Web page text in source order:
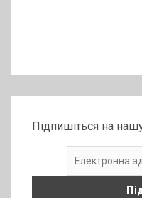
Підпишіться на